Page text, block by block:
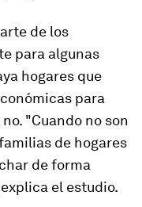
de los
para algunas
hogares que
para
"Cuando no son
de hogares
de forma
el estudio.